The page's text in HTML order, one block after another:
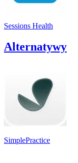
Sessions Health
Alternatywy
SimplePractice